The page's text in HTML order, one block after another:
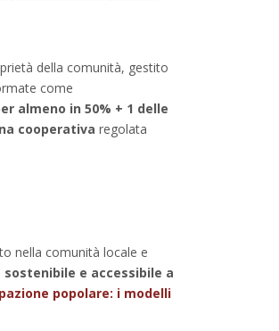
della comunità, gestito
come
almeno in 50% + 1 delle
cooperativa regolata
nella comunità locale e
e accessibile a
popolare: i modelli